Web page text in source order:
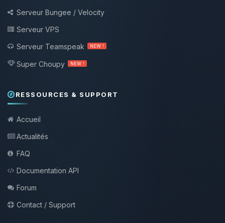
Serveur Bungee / Velocity
Serveur VPS
Serveur Teamspeak
NEW !
Super Choupy NEW !
RESSOURCES & SUPPORT
Accueil
Actualités
FAQ
Documentation API
Forum
Contact / Support